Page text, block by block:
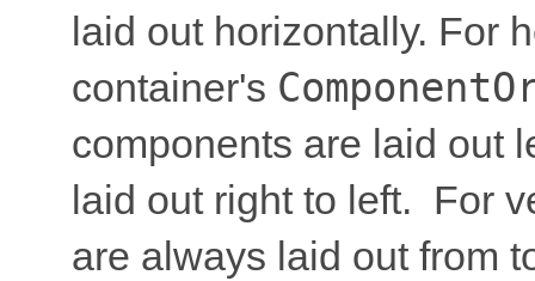
laid out horizontally. For
container's
components are laid out
laid out right to left. For
are always laid out from